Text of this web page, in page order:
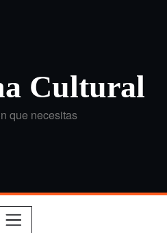
Cultural
que necesitas